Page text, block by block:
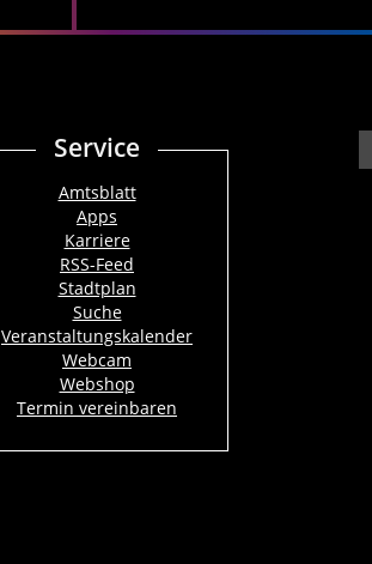
Service
Amtsblatt
Apps
Karriere
RSS-Feed
Stadtplan
Suche
Veranstaltungskalender
Webcam
Webshop
Termin vereinbaren